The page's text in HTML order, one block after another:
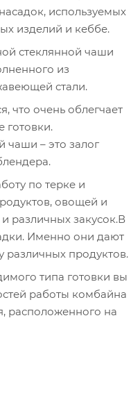
используемых
изделий и кеббе.
стеклянной чаши
из
стали.
что очень облегчает
готовки.
чаши – это залог
по терке и
овощей и
различных закусок.В
Именно они дают
продуктов.
типа готовки вы
работы комбайна
расположенного на